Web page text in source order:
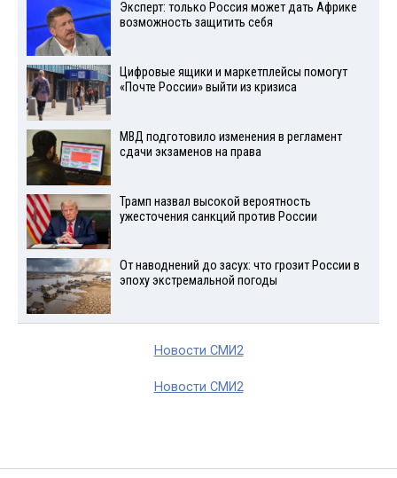
Эксперт: только Россия может дать Африке
возможность защитить себя
Цифровые ящики и маркетплейсы помогут
«Почте России» выйти из кризиса
МВД подготовило изменения в регламент
сдачи экзаменов на права
Трамп назвал высокой вероятность
ужесточения санкций против России
От наводнений до засух: что грозит России в
эпоху экстремальной погоды
Новости СМИ2
Новости СМИ2